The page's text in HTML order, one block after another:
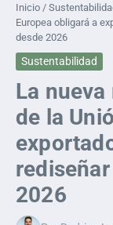
Inicio /
Europea obligará a
desde 2026
Sustentabilidad
La
de la
2026